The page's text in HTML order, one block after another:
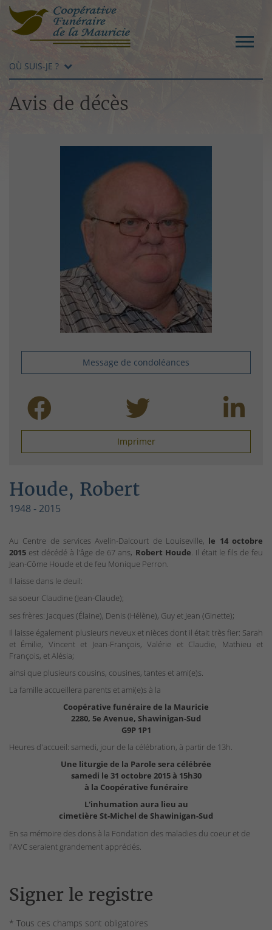
OÙ SUIS-JE ?
Avis de décès
Message de condoléances
Imprimer
Houde, Robert
1948 - 2015
Au Centre de services Avelin-Dalcourt de Louiseville, le 14 octobre
2015 est décédé à l'âge de 67 ans, Robert Houde. Il était le fils de feu
Jean-Côme Houde et de feu Monique Perron.
Il laisse dans le deuil:
sa soeur Claudine (Jean-Claude);
ses frères: Jacques (Élaine), Denis (Hélène), Guy et Jean (Ginette);
Il laisse également plusieurs neveux et nièces dont il était très fier: Sarah
et Émilie, Vincent et Jean-François, Valérie et Claudie, Mathieu et
François, et Alésia;
ainsi que plusieurs cousins, cousines, tantes et ami(e)s.
La famille accueillera parents et ami(e)s à la
Coopérative funéraire de la Mauricie
2280, 5e Avenue, Shawinigan-Sud
G9P 1P1
Heures d'accueil: samedi, jour de la célébration, à partir de 13h.
Une liturgie de la Parole sera célébrée
samedi le 31 octobre 2015 à 15h30
à la Coopérative funéraire
L'inhumation aura lieu au
cimetière St-Michel de Shawinigan-Sud
En sa mémoire des dons à la Fondation des maladies du coeur et de
l'AVC seraient grandement appréciés.
Signer le registre
* Tous ces champs sont obligatoires